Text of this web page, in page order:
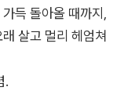
득 돌아올 때까지,
살고 멀리 헤엄쳐
.